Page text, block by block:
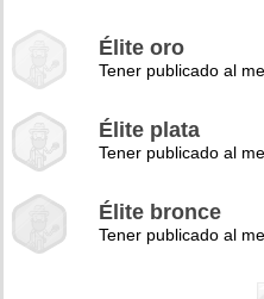
Élite oro
Tener publicado al
Élite plata
Tener publicado al
Élite bronce
Tener publicado al